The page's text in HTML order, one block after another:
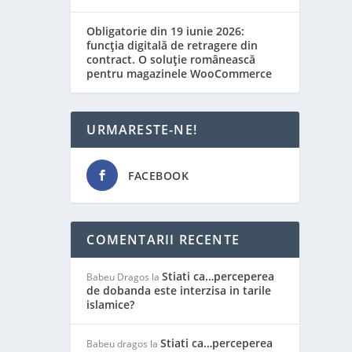
Obligatorie din 19 iunie 2026:
funcția digitală de retragere din
contract. O soluție românească
pentru magazinele WooCommerce
URMARESTE-NE!
FACEBOOK
COMENTARII RECENTE
Babeu Dragos laStiati ca…perceperea
de dobanda este interzisa in tarile
islamice?
Babeu dragos laStiati ca…perceperea